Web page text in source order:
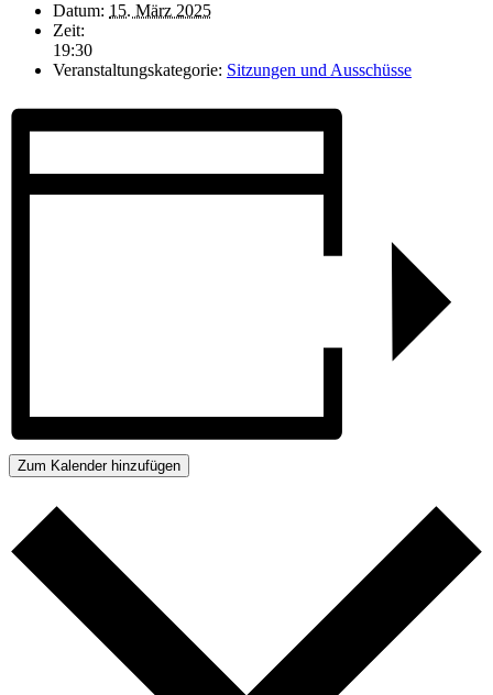
Datum: 15. März 2025
Zeit:
19:30
Veranstaltungskategorie: Sitzungen und Ausschüsse
Zum Kalender hinzufügen